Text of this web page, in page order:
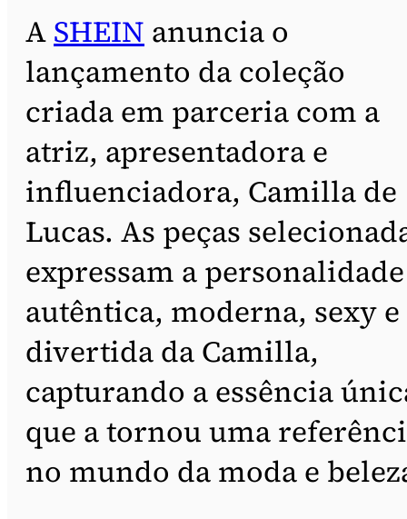
A SHEIN anuncia o
lançamento da coleção
criada em parceria com a
atriz, apresentadora e
influenciadora, Camilla de
Lucas. As peças
expressam a personalidade
autêntica, moderna, sexy e
divertida da Camilla,
capturando a essência
que a tornou uma
no mundo da moda e